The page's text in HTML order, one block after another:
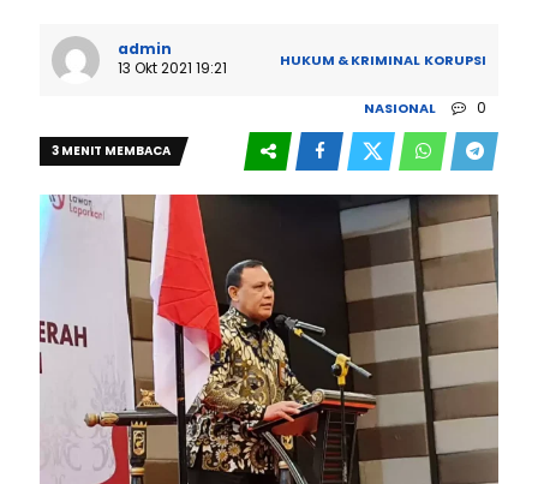
admin
13 Okt 2021 19:21
HUKUM & KRIMINAL KORUPSI
NASIONAL 0
3 MENIT MEMBACA